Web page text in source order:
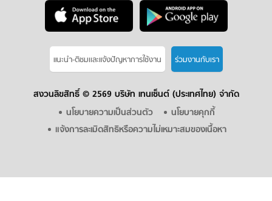
แนะนำ-ติชมเเละแจ้งปัญหาการใช้งาน ร่วมงานกับเรา
สงวนลิขสิทธิ์ © 2569 บริษัท เทนเซ็นต์ (ประเทศไทย) จำกัด
นโยบายความเป็นส่วนตัว
นโยบายคุกกี้
แจ้งการละเมิดสิทธิหรือความไม่เหมาะสมของเนื้อหา